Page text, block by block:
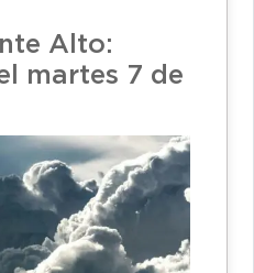
Alto:
martes 7 de